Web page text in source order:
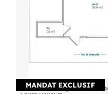
MANDAT EXCLUSIF
A louer local